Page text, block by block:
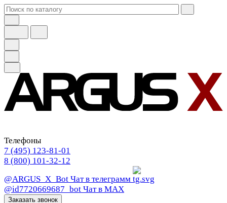
Телефоны
7 (495) 123-81-01
8 (800) 101-32-12
@ARGUS_X_Bot Чат в телеграмм
@id7720669687_bot Чат в МАХ
Заказать звонок